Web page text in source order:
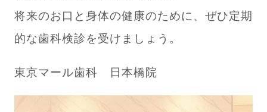
将来のお口と身体の健康のために、ぜひ定期
的な歯科検診を受けましょう。
東京マール歯科 日本橋院